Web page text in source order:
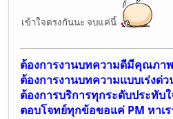
เข้าใจตรงกันนะ จบแค่นี้
ต้องการงานบทความดีมีคุณภาพ
ต้องการงานบทความแบบเร่งด่ว
ต้องการบริการทุกระดับประทับ
ตอบโจทย์ทุกข้อขอแค่ PM หาเ